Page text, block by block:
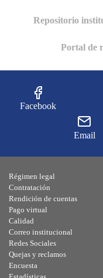
Repositorio
Portal de
Facebook
Email
Régimen legal
Contratación
Rendición de cuentas
Pago virtual
Calidad
Correo institucional
Redes Sociales
Quejas y reclamos
Encuesta